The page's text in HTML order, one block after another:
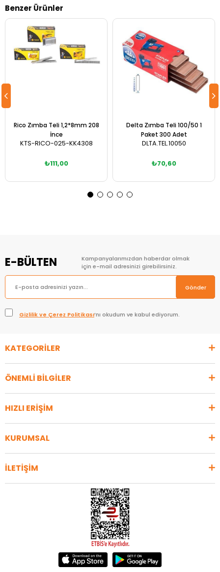
Benzer Ürünler
Rico Zımba Teli 1,2*8mm 208
İnce
KTS-RICO-025-KK4308
₺111,00
Delta Zımba Teli 100/50 1
Paket 300 Adet
DLTA.TEL.10050
₺70,60
E-BÜLTEN
Kampanyalarımızdan haberdar olmak
için e-mail adresinizi girebilirsiniz.
Gönder
Gizlilik ve Çerez Politikası’nı okudum ve kabul ediyorum.
KATEGORİLER
ÖNEMLİ BİLGİLER
HIZLI ERİŞİM
KURUMSAL
İLETİŞİM